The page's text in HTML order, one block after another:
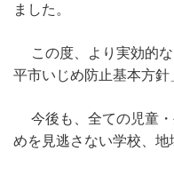
ました。
この度、より実効的な
平市いじめ防止基本方針
今後も、全ての児童・
めを見逃さない学校、地